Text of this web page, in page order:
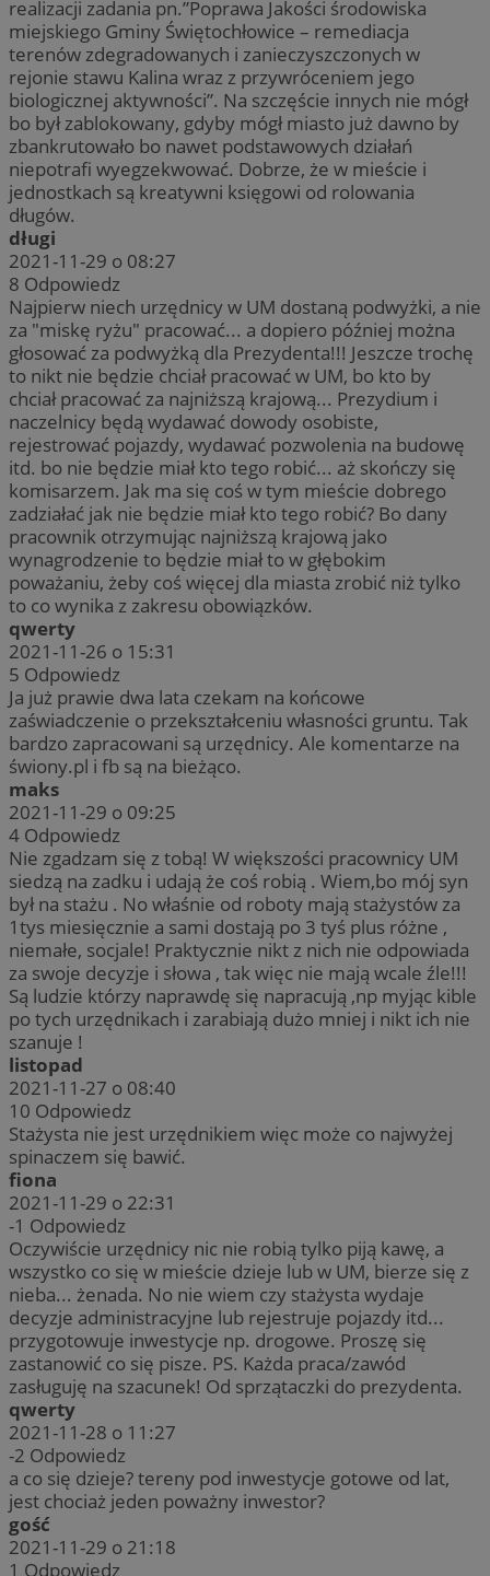
realizacji zadania pn.”Poprawa Jakości środowiska
miejskiego Gminy Świętochłowice – remediacja
terenów zdegradowanych i zanieczyszczonych w
rejonie stawu Kalina wraz z przywróceniem jego
biologicznej aktywności”. Na szczęście innych nie mógł
bo był zablokowany, gdyby mógł miasto już dawno by
zbankrutowało bo nawet podstawowych działań
niepotrafi wyegzekwować. Dobrze, że w mieście i
jednostkach są kreatywni księgowi od rolowania
długów.
długi
2021-11-29 o 08:27
8 Odpowiedz
Najpierw niech urzędnicy w UM dostaną podwyżki, a nie
za "miskę ryżu" pracować... a dopiero później można
głosować za podwyżką dla Prezydenta!!! Jeszcze trochę
to nikt nie będzie chciał pracować w UM, bo kto by
chciał pracować za najniższą krajową... Prezydium i
naczelnicy będą wydawać dowody osobiste,
rejestrować pojazdy, wydawać pozwolenia na budowę
itd. bo nie będzie miał kto tego robić... aż skończy się
komisarzem. Jak ma się coś w tym mieście dobrego
zadziałać jak nie będzie miał kto tego robić? Bo dany
pracownik otrzymując najniższą krajową jako
wynagrodzenie to będzie miał to w głębokim
poważaniu, żeby coś więcej dla miasta zrobić niż tylko
to co wynika z zakresu obowiązków.
qwerty
2021-11-26 o 15:31
5 Odpowiedz
Ja już prawie dwa lata czekam na końcowe
zaświadczenie o przekształceniu własności gruntu. Tak
bardzo zapracowani są urzędnicy. Ale komentarze na
świony.pl i fb są na bieżąco.
maks
2021-11-29 o 09:25
4 Odpowiedz
Nie zgadzam się z tobą! W większości pracownicy UM
siedzą na zadku i udają że coś robią . Wiem,bo mój syn
był na stażu . No właśnie od roboty mają stażystów za
1tys miesięcznie a sami dostają po 3 tyś plus różne ,
niemałe, socjale! Praktycznie nikt z nich nie odpowiada
za swoje decyzje i słowa , tak więc nie mają wcale źle!!!
Są ludzie którzy naprawdę się napracują ,np myjąc kible
po tych urzędnikach i zarabiają dużo mniej i nikt ich nie
szanuje !
listopad
2021-11-27 o 08:40
10 Odpowiedz
Stażysta nie jest urzędnikiem więc może co najwyżej
spinaczem się bawić.
fiona
2021-11-29 o 22:31
-1 Odpowiedz
Oczywiście urzędnicy nic nie robią tylko piją kawę, a
wszystko co się w mieście dzieje lub w UM, bierze się z
nieba... żenada. No nie wiem czy stażysta wydaje
decyzje administracyjne lub rejestruje pojazdy itd...
przygotowuje inwestycje np. drogowe. Proszę się
zastanowić co się pisze. PS. Każda praca/zawód
zasługuję na szacunek! Od sprzątaczki do prezydenta.
qwerty
2021-11-28 o 11:27
-2 Odpowiedz
a co się dzieje? tereny pod inwestycje gotowe od lat,
jest chociaż jeden poważny inwestor?
gość
2021-11-29 o 21:18
1 Odpowiedz